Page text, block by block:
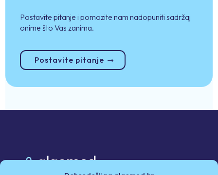
Postavite pitanje i pomozite nam nadopuniti sadržaj
onime što Vas zanima.
Postavite pitanje